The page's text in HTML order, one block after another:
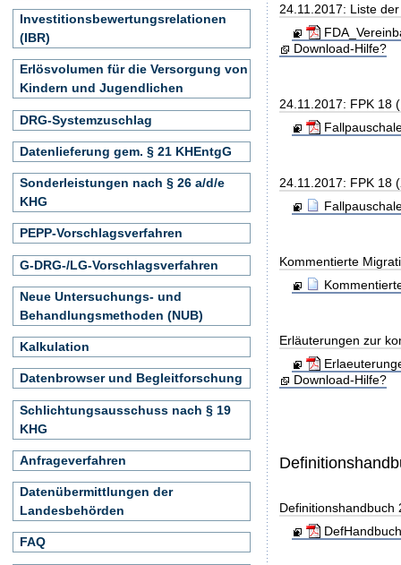
24.11.2017: Liste
Download-Hilfe?
24.11.2017: FPK 18
24.11.2017: FPK 18
Kommentierte
Erläuterungen zur
Download-Hilfe?
Definitionshandbuch
Investitionsbewertungsrelationen
(IBR)
Erlösvolumen für die Versorgung von
Kindern und Jugendlichen
DRG-Systemzuschlag
Datenlieferung gem. § 21 KHEntgG
Sonderleistungen nach § 26 a/d/e
KHG
PEPP-Vorschlagsverfahren
G-DRG-/LG-Vorschlagsverfahren
Neue Untersuchungs- und
Behandlungsmethoden (NUB)
Kalkulation
Datenbrowser und Begleitforschung
Schlichtungsausschuss nach § 19
KHG
Anfrageverfahren
Datenübermittlungen der
Landesbehörden
FAQ